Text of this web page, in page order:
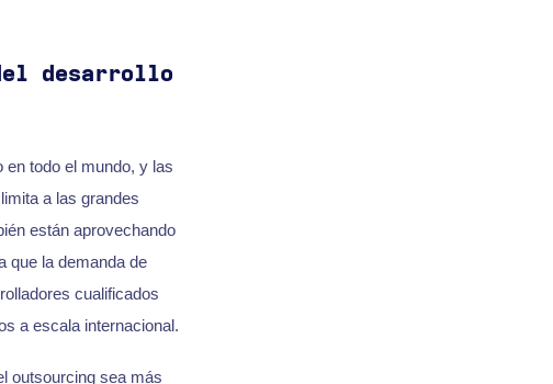
desarrollo
todo el mundo, y las
a las grandes
están aprovechando
que la demanda de
cualificados
a escala internacional.
outsourcing sea más